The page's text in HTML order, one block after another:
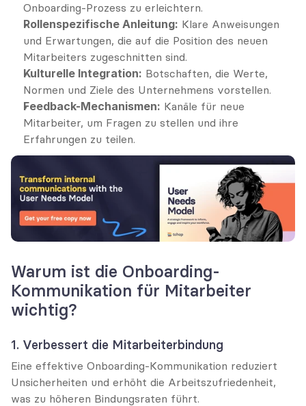
Onboarding-Prozess zu erleichtern.
Rollenspezifische Anleitung: Klare Anweisungen
und Erwartungen, die auf die Position des neuen
Mitarbeiters zugeschnitten sind.
Kulturelle Integration: Botschaften, die Werte,
Normen und Ziele des Unternehmens vorstellen.
Feedback-Mechanismen: Kanäle für neue
Mitarbeiter, um Fragen zu stellen und ihre
Erfahrungen zu teilen.
Warum ist die Onboarding-
Kommunikation für Mitarbeiter
wichtig?
1. Verbessert die Mitarbeiterbindung
Eine effektive Onboarding-Kommunikation reduziert
Unsicherheiten und erhöht die Arbeitszufriedenheit,
was zu höheren Bindungsraten führt.